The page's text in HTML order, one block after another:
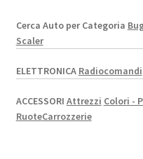
Cerca Auto per Categoria
Scaler
ELETTRONICA Radiocomandi
ACCESSORI Attrezzi Colori -
RuoteCarrozzerie